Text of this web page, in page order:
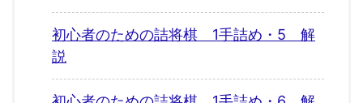
初心者のための詰将棋 1手詰め・5 解
説